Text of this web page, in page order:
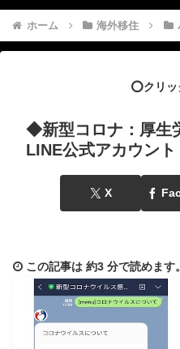
ホーム 海外移住
⭕️クリ
◆新型コロナ：厚生
LINE公式アカウン
X
この記事は 約3 分で読めます。